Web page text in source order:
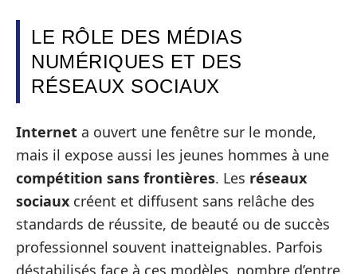
LE RÔLE DES MÉDIAS
NUMÉRIQUES ET DES
RÉSEAUX SOCIAUX
Internet a ouvert une fenêtre sur le monde,
mais il expose aussi les jeunes hommes à une
compétition sans frontières. Les réseaux
sociaux créent et diffusent sans relâche des
standards de réussite, de beauté ou de succès
professionnel souvent inatteignables. Parfois